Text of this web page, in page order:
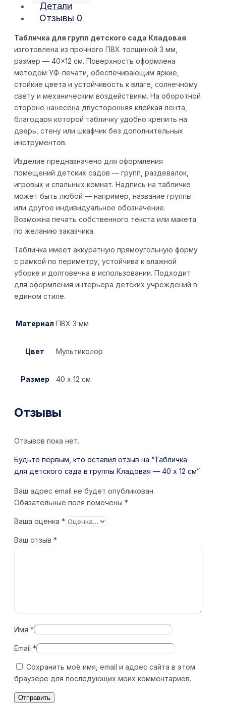
Детали
Отзывы 0
Табличка для групп детского сада Кладовая
изготовлена из прочного ПВХ толщиной 3 мм,
размер — 40×12 см. Поверхность оформлена
методом УФ-печати, обеспечивающим яркие,
стойкие цвета и устойчивость к влаге, солнечному
свету и механическим воздействиям. На оборотной
стороне нанесена двусторонняя клейкая лента,
благодаря которой табличку удобно крепить на
дверь, стену или шкафчик без дополнительных
инструментов.
Изделие предназначено для оформления
помещений детских садов — групп, раздевалок,
игровых и спальных комнат. Надпись на табличке
может быть любой — например, название группы
или другое индивидуальное обозначение.
Возможна печать собственного текста или макета
по желанию заказчика.
Табличка имеет аккуратную прямоугольную форму
с рамкой по периметру, устойчива к влажной
уборке и долговечна в использовании. Подходит
для оформления интерьера детских учреждений в
едином стиле.
Материал ПВХ 3 мм
Цвет Мультиколор
Размер 40 х 12 см
Отзывы
Отзывов пока нет.
Будьте первым, кто оставил отзыв на “Табличка
для детского сада в группы Кладовая — 40 х 12 см”
Ваш адрес email не будет опубликован.
Обязательные поля помечены *
Ваша оценка *
Ваш отзыв *
Имя *
Email *
Сохранить моё имя, email и адрес сайта в этом
браузере для последующих моих комментариев.